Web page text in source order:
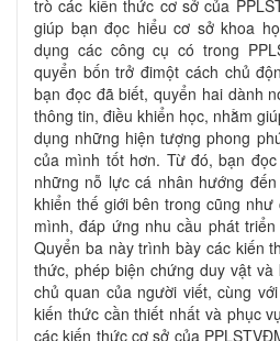
trò các kiến thức cơ sở của
giúp bạn đọc hiểu cơ sở khoa
dụng các công cụ có trong
quyển bốn trở đimột cách chủ
bạn đọc đã biết, quyển hai dành
thông tin, điều khiển học, nhằm
dụng những hiện tượng phong
của mình tốt hơn. Từ đó, bạn
những nỗ lực cá nhân hướng
khiển thế giới bên trong cũng
mình, đáp ứng nhu cầu phát
Quyển ba này trình bày các kiến
thức, phép biện chứng duy vật
chủ quan của người viết, cùng
kiến thức cần thiết nhất và phục
các kiến thức cơ sở của